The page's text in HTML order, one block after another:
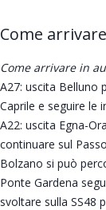
Come
Come arrivare in
A27: uscita Belluno
Caprile e seguire le
A22: uscita Egna-
continuare sul
Bolzano si può
Ponte Gardena
svoltare sulla SS48